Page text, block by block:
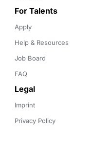
For Talents
Apply
Help & Resources
Job Board
FAQ
Legal
Imprint
Privacy Policy